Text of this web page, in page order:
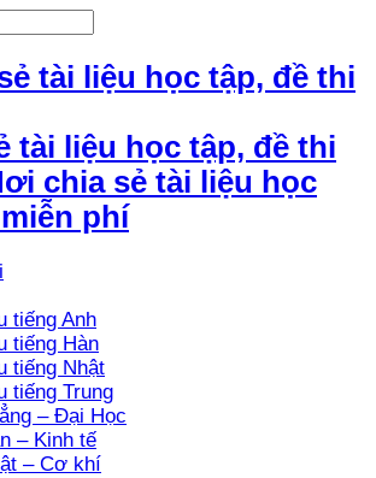
tài liệu học tập, đề thi
chia sẻ tài liệu học
phí
tiếng Anh
tiếng Hàn
tiếng Nhật
tiếng Trung
– Đại Học
– Kinh tế
– Cơ khí